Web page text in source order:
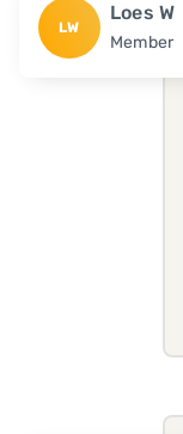
LW
Loes W
Member